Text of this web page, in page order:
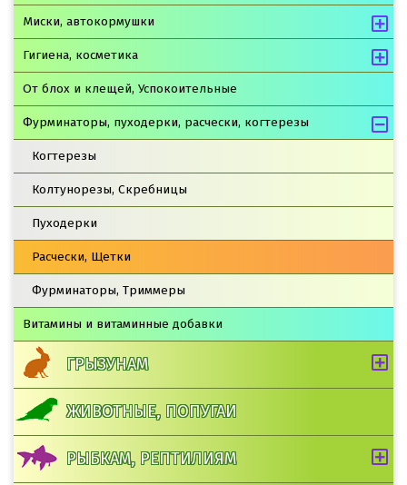
Миски, автокормушки
Гигиена, косметика
От блох и клещей, Успокоительные
Фурминаторы, пуходерки, расчески, когтерезы
Когтерезы
Колтунорезы, Скребницы
Пуходерки
Расчески, Щетки
Фурминаторы, Триммеры
Витамины и витаминные добавки
ГРЫЗУНАМ
ЖИВОТНЫЕ, ПОПУГАИ
РЫБКАМ, РЕПТИЛИЯМ